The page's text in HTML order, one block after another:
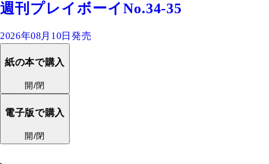
週刊プレイボーイNo.34-35
2026年08月10日発売
紙の本で購入
開/閉
電子版で購入
開/閉